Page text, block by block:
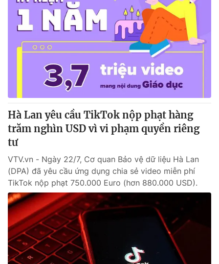
Hà Lan yêu cầu TikTok nộp phạt hàng
trăm nghìn USD vì vi phạm quyền riêng
tư
VTV.vn - Ngày 22/7, Cơ quan Bảo vệ dữ liệu Hà Lan
(DPA) đã yêu cầu ứng dụng chia sẻ video miễn phí
TikTok nộp phạt 750.000 Euro (hơn 880.000 USD).